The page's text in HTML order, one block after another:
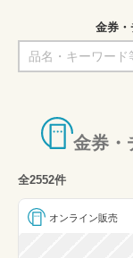
収入印紙・切手・は
プリペイドカード
新幹線・特急回数券
レジャー券
エンタメチケット
金券・
金券・
全2552件
オンライン販売